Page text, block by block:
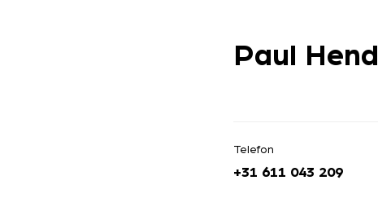
Paul
Telefon
+31 611 043 209